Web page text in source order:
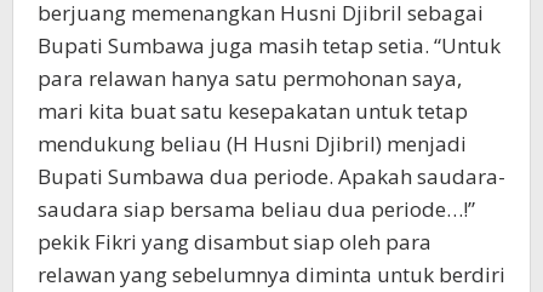
berjuang memenangkan Husni Djibril sebagai
Bupati Sumbawa juga masih tetap setia. “Untuk
para relawan hanya satu permohonan saya,
mari kita buat satu kesepakatan untuk tetap
mendukung beliau (H Husni Djibril) menjadi
Bupati Sumbawa dua periode. Apakah saudara-
saudara siap bersama beliau dua periode…!”
pekik Fikri yang disambut siap oleh para
relawan yang sebelumnya diminta untuk berdiri